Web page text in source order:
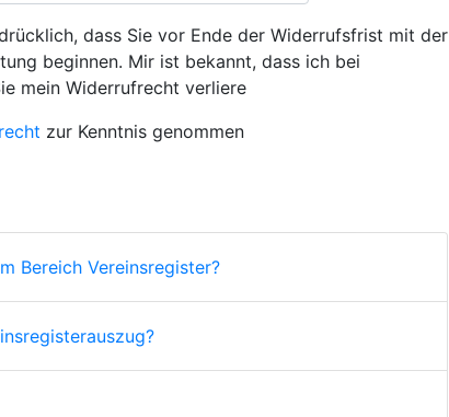
dass Sie vor Ende der Widerrufsfrist mit der
beginnen. Mir ist bekannt, dass ich bei
mein Widerrufrecht verliere
zur Kenntnis genommen
Bereich Vereinsregister?